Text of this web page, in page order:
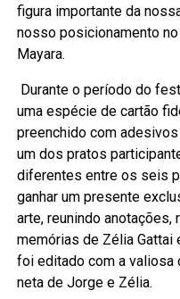
figura importante da
nosso posicionamento
Mayara.
Durante o período do
uma espécie de cartão
preenchido com
um dos pratos
diferentes entre os seis
ganhar um presente
arte, reunindo
memórias de Zélia Gattai
foi editado com a valiosa
neta de Jorge e Zélia.